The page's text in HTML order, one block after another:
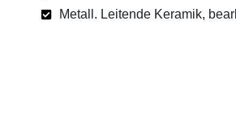
Metall. Leitende Keramik,